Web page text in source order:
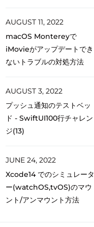
AUGUST 11, 2022
macOS Montereyで
iMovieがアップデートでき
ないトラブルの対処方法
AUGUST 3, 2022
プッシュ通知のテストベッ
ド - SwiftUI100行チャレン
ジ(13)
JUNE 24, 2022
Xcode14 でのシミュレータ
ー(watchOS,tvOS)のマウ
ント/アンマウント方法